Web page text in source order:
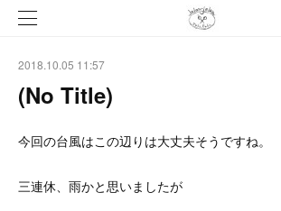
2018.10.05 11:57
(No Title)
今回の台風はこの辺りは大丈夫そうですね。
三連休、雨かと思いましたが